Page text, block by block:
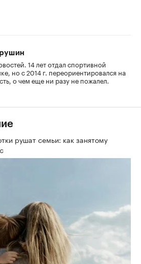
14 лет отдал спортивной
но с 2014 г. переориентировался на
о чем еще ни разу не пожалел.
рушат семьи: как занятому